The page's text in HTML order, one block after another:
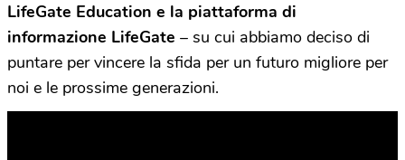
LifeGate Education e la piattaforma di
informazione LifeGate – su cui abbiamo deciso di
puntare per vincere la sfida per un futuro migliore per
noi e le prossime generazioni.